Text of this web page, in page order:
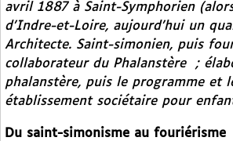
avril 1887 à Saint-Symphorien
d’Indre-et-Loire, aujourd’hui un
Architecte. Saint-simonien, puis
collaborateur du Phalanstère
;
phalanstère, puis le programme et
établissement sociétaire pour
Du saint-simonisme au fouriérisme